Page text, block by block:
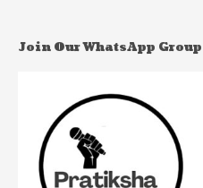
Join Our WhatsApp Group